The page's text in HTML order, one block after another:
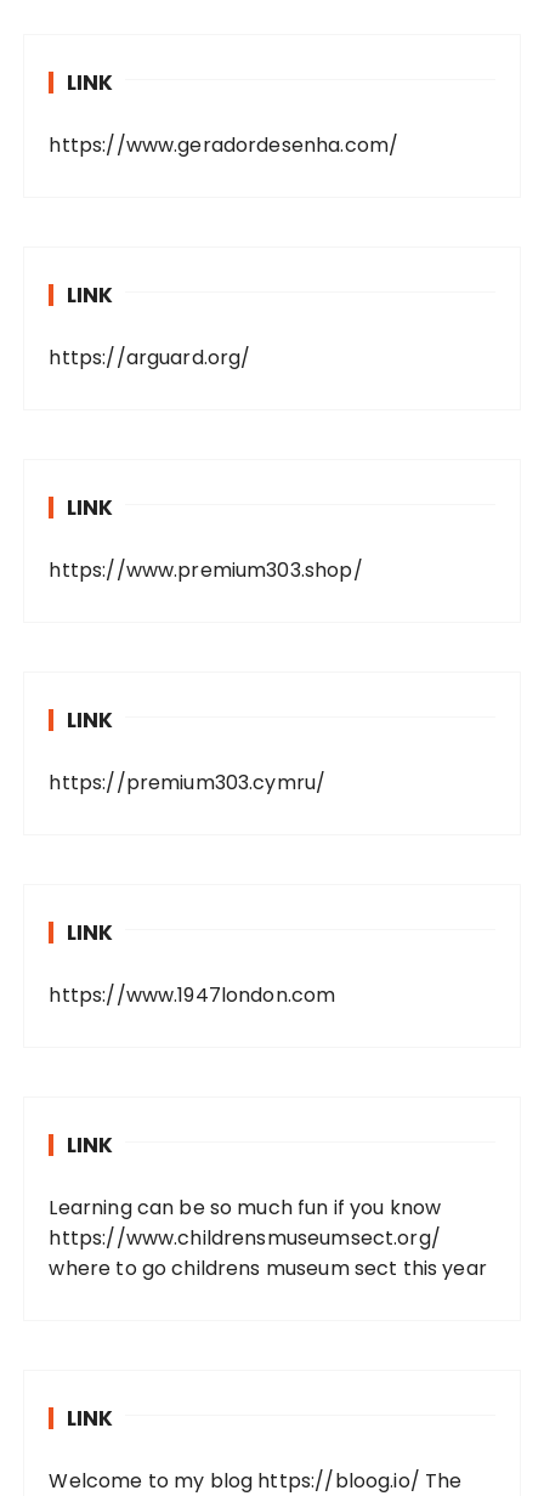
LINK
https://www.geradordesenha.com/
LINK
https://arguard.org/
LINK
https://www.premium303.shop/
LINK
https://premium303.cymru/
LINK
https://www.1947london.com
LINK
Learning can be so much fun if you know
https://www.childrensmuseumsect.org/
where to go childrens museum sect this year
LINK
Welcome to my blog https://bloog.io/ The